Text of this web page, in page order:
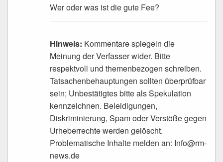
Wer oder was ist die gute Fee?
Hinweis: Kommentare spiegeln die
Meinung der Verfasser wider. Bitte
respektvoll und themenbezogen schreiben.
Tatsachenbehauptungen sollten überprüfbar
sein; Unbestätigtes bitte als Spekulation
kennzeichnen. Beleidigungen,
Diskriminierung, Spam oder Verstöße gegen
Urheberrechte werden gelöscht.
Problematische Inhalte melden an: Info@rm-
news.de